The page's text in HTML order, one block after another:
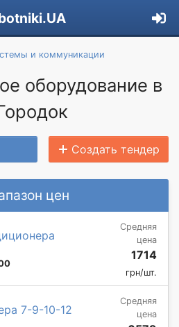
и коммуникации
оборудование в
Создать тендер
цен
Средняя
цена
1714
грн/шт.
7-9-10-12
Средняя
цена